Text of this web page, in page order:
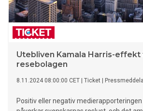
Utebliven Kamala Harris-effekt
resebolagen
8.11.2024 08:00:00 CET Ticket
Positiv eller negativ